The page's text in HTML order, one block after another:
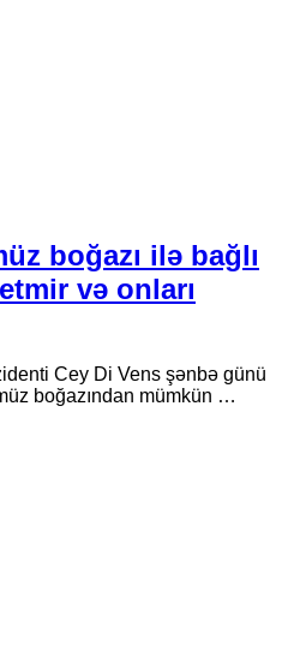
boğazı ilə bağlı
və onları
Cey Di Vens şənbə günü
boğazından mümkün …